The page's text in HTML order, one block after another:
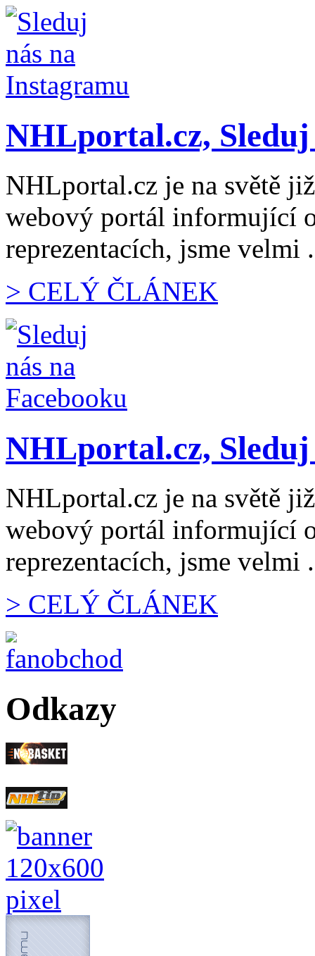
NHLportal.cz,
NHLportal.cz je na světě
webový portál informující
reprezentacích, jsme velmi
> CELÝ ČLÁNEK
NHLportal.cz, Sleduj
NHLportal.cz je na světě
webový portál informující
reprezentacích, jsme velmi
> CELÝ ČLÁNEK
Odkazy